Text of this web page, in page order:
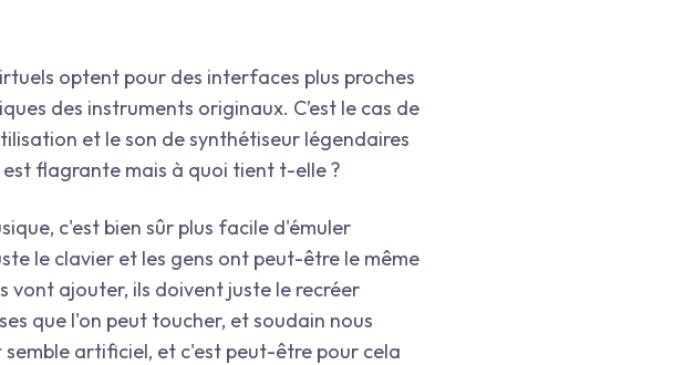
optent pour des interfaces plus proches
des instruments originaux. C’est le cas de
et le son de synthétiseur légendaires
est flagrante mais à quoi tient t-elle ?
c'est bien sûr plus facile d'émuler
le clavier et les gens ont peut-être le même
vont ajouter, ils doivent juste le recréer
que l'on peut toucher, et soudain nous
semble artificiel, et c'est peut-être pour cela